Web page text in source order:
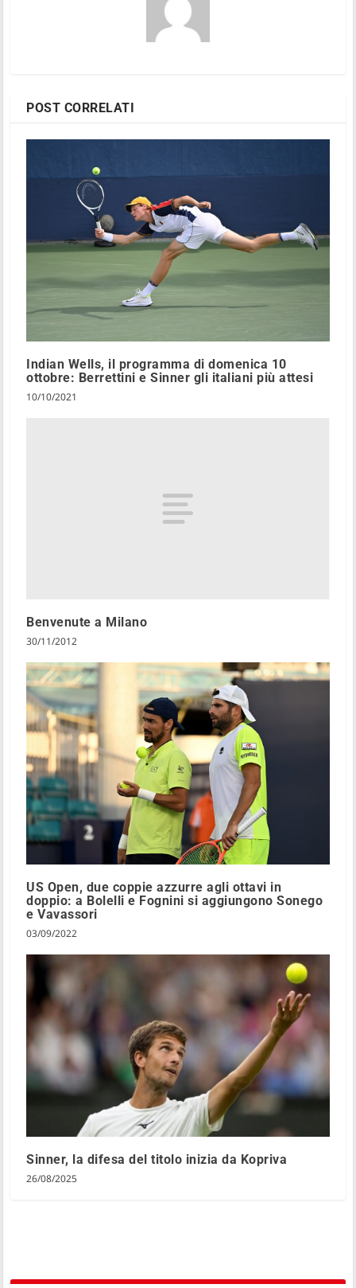
POST CORRELATI
Indian Wells, il programma di domenica 10
ottobre: Berrettini e Sinner gli italiani più attesi
10/10/2021
Benvenute a Milano
30/11/2012
US Open, due coppie azzurre agli ottavi in
doppio: a Bolelli e Fognini si aggiungono Sonego
e Vavassori
03/09/2022
Sinner, la difesa del titolo inizia da Kopriva
26/08/2025